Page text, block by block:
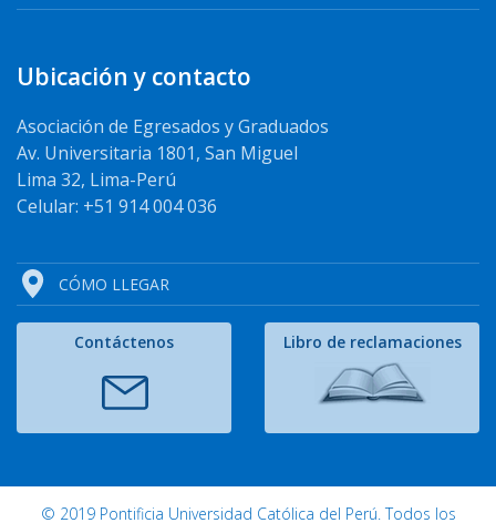
Ubicación y contacto
Asociación de Egresados y Graduados
Av. Universitaria 1801, San Miguel
Lima 32, Lima-Perú
Celular: +51 914 004 036
CÓMO LLEGAR
Contáctenos Libro de reclamaciones
© 2019 Pontificia Universidad Católica del Perú. Todos los